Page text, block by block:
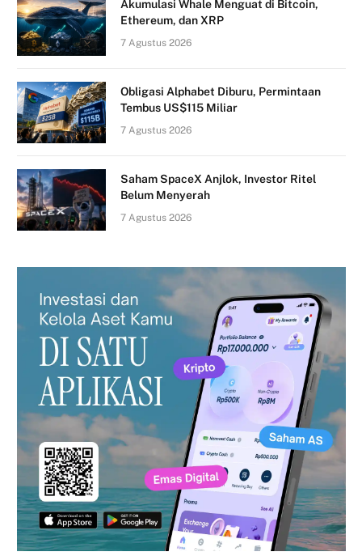
Akumulasi Whale Menguat di Bitcoin,
Ethereum, dan XRP
7 Agustus 2026
Obligasi Alphabet Diburu, Permintaan
Tembus US$115 Miliar
7 Agustus 2026
Saham SpaceX Anjlok, Investor Ritel
Belum Menyerah
7 Agustus 2026